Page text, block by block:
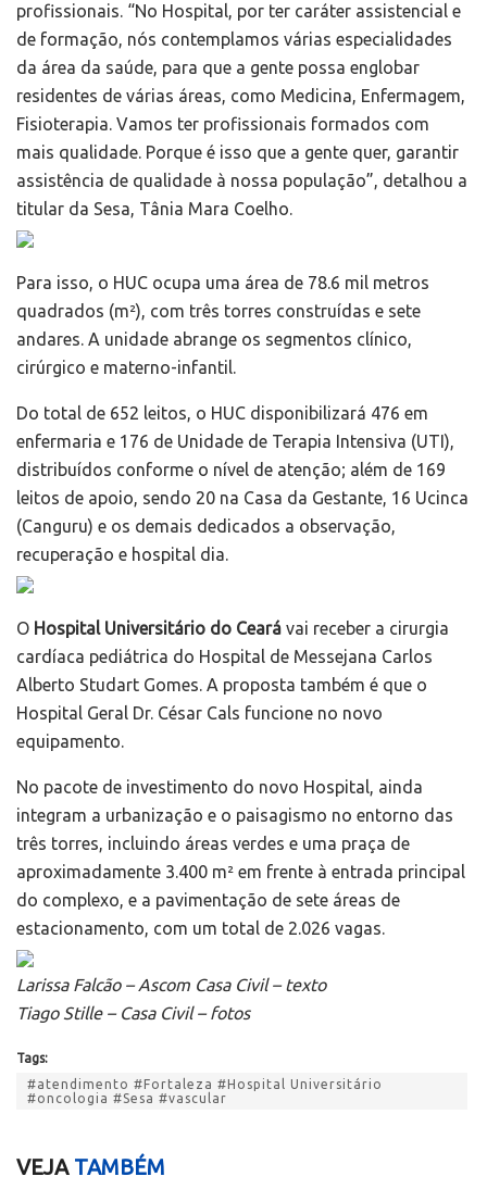
profissionais. “No Hospital, por ter caráter assistencial e
de formação, nós contemplamos várias especialidades
da área da saúde, para que a gente possa englobar
residentes de várias áreas, como Medicina, Enfermagem,
Fisioterapia. Vamos ter profissionais formados com
mais qualidade. Porque é isso que a gente quer, garantir
assistência de qualidade à nossa população”, detalhou a
titular da Sesa, Tânia Mara Coelho.
Para isso, o HUC ocupa uma área de 78.6 mil metros
quadrados (m²), com três torres construídas e sete
andares. A unidade abrange os segmentos clínico,
cirúrgico e materno-infantil.
Do total de 652 leitos, o HUC disponibilizará 476 em
enfermaria e 176 de Unidade de Terapia Intensiva (UTI),
distribuídos conforme o nível de atenção; além de 169
leitos de apoio, sendo 20 na Casa da Gestante, 16 Ucinca
(Canguru) e os demais dedicados a observação,
recuperação e hospital dia.
O Hospital Universitário do Ceará vai receber a cirurgia
cardíaca pediátrica do Hospital de Messejana Carlos
Alberto Studart Gomes. A proposta também é que o
Hospital Geral Dr. César Cals funcione no novo
equipamento.
No pacote de investimento do novo Hospital, ainda
integram a urbanização e o paisagismo no entorno das
três torres, incluindo áreas verdes e uma praça de
aproximadamente 3.400 m² em frente à entrada principal
do complexo, e a pavimentação de sete áreas de
estacionamento, com um total de 2.026 vagas.
Larissa Falcão – Ascom Casa Civil – texto
Tiago Stille – Casa Civil – fotos
Tags:
#atendimento #Fortaleza #Hospital Universitário
#oncologia #Sesa #vascular
VEJATAMBÉM